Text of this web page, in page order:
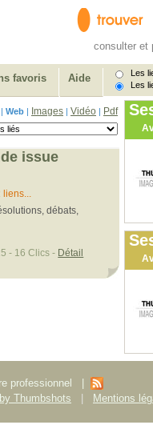
consulter et
favoris Aide
Les
Les
| Web | Images | Vidéo | Pdf
issue
débats,
- 16 Clics - Détail
professionnel
Thumbshots Mentions